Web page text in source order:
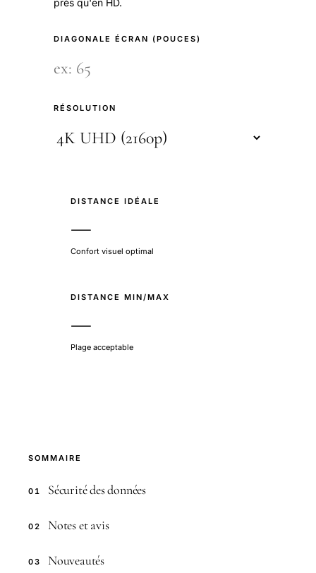
près qu'en HD.
DIAGONALE ÉCRAN (POUCES)
RÉSOLUTION
DISTANCE IDÉALE
—
Confort visuel optimal
DISTANCE MIN/MAX
—
Plage acceptable
SOMMAIRE
01 Sécurité des données
02 Notes et avis
03 Nouveautés